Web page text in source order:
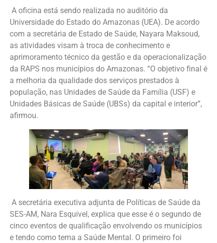
A oficina está sendo realizada no auditório da
Universidade do Estado do Amazonas (UEA). De acordo
com a secretária de Estado de Saúde, Nayara Maksoud,
as atividades visam à troca de conhecimento e
aprimoramento técnico da gestão e da operacionalização
da RAPS nos municípios do Amazonas. “O objetivo final é
a melhoria da qualidade dos serviços prestados à
população, nas Unidades de Saúde da Família (USF) e
Unidades Básicas de Saúde (UBSs) da capital e interior”,
afirmou.
A secretária executiva adjunta de Políticas de Saúde da
SES-AM, Nara Esquivel, explica que esse é o segundo de
cinco eventos de qualificação envolvendo os municípios
e tendo como tema a Saúde Mental. O primeiro foi